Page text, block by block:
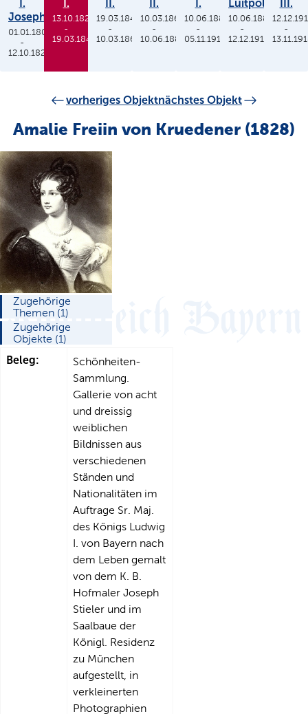
I.
Joseph
01.01.1806
-
12.10.1825
I.
13.10.1825
-
19.03.1848
II.
19.03.1848
-
10.03.1864
II.
10.03.1864
-
10.06.1886
I.
10.06.1886
-
05.11.1913
Luitpold
10.06.1886
-
12.12.1912
III.
-
vorheriges Objektnächstes Objekt
Amalie Freiin von Kruedener (1828)
Zugehörige
Themen (1)
Zugehörige
Objekte (1)
Beleg:
Schönheiten-
Sammlung.
Gallerie von acht
und dreissig
weiblichen
Bildnissen aus
verschiedenen
Ständen und
Nationalitäten im
Auftrage Sr. Maj.
des Königs Ludwig
I. von Bayern nach
dem Leben gemalt
von dem K. B.
Hofmaler Joseph
Stieler und im
Saalbaue der
Königl. Residenz
zu München
aufgestellt, in
verkleinerten
Photographien